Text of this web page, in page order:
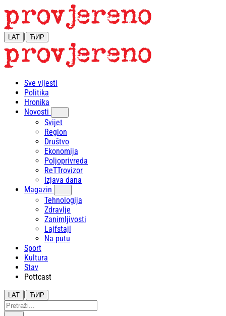
LAT | ЋИР
Sve vijesti
Politika
Hronika
Novosti
Svijet
Region
Društvo
Ekonomija
Poljoprivreda
ReTTrovizor
Izjava dana
Magazin
Tehnologija
Zdravlje
Zanimljivosti
Lajfstajl
Na putu
Sport
Kultura
Stav
Pottcast
LAT | ЋИР